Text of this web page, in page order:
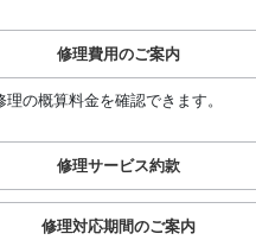
修理費用のご案内
理の概算料金を確認できます。
修理サービス約款
修理対応期間のご案内